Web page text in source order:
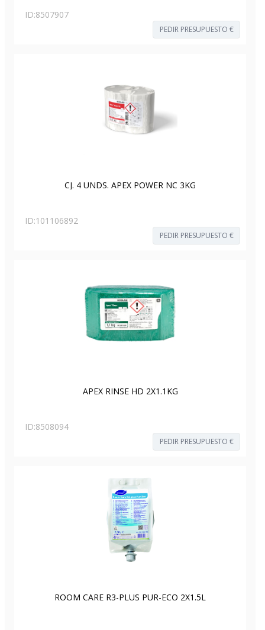
ID:8507907
PEDIR PRESUPUESTO €
CJ. 4 UNDS. APEX POWER NC 3KG
ID:101106892
PEDIR PRESUPUESTO €
APEX RINSE HD 2X1.1KG
ID:8508094
PEDIR PRESUPUESTO €
ROOM CARE R3-PLUS PUR-ECO 2X1.5L